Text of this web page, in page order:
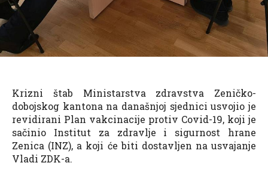
Krizni štab Ministarstva zdravstva Zeničko-
dobojskog kantona na današnjoj sjednici usvojio je
revidirani Plan vakcinacije protiv Covid-19, koji je
sačinio Institut za zdravlje i sigurnost hrane
Zenica (INZ), a koji će biti dostavljen na usvajanje
Vladi ZDK-a.